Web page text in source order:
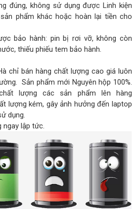
đúng, không sử dụng được Linh kiện
phẩm khác hoặc hoàn lại tiền cho
bảo hành: pin bị rơi vỡ, không còn
thiếu phiếu tem bảo hành.
chỉ bán hàng chất lượng cao giá luôn
Sản phẩm mới Nguyên hộp 100%.
lượng các sản phẩm lên hàng
lượng kém, gây ảnh hưởng đến laptop
dụng.
ngay lập tức.